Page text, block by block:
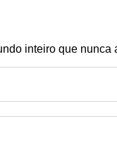
inteiro que nunca